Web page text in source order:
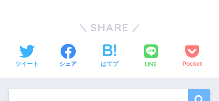
SHARE
ツイート シェア はてブ LINE Pocket